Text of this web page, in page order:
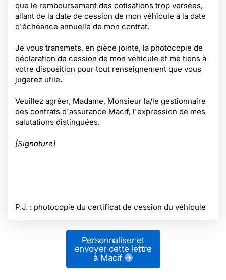
que le remboursement des cotisations trop versées,
allant de la date de cession de mon véhicule à la date
d'échéance annuelle de mon contrat.
Je vous transmets, en pièce jointe, la photocopie de
déclaration de cession de mon véhicule et me tiens à
votre disposition pour tout renseignement que vous
jugerez utile.
Veuillez agréer, Madame, Monsieur la/le gestionnaire
des contrats d'assurance Macif, l'expression de mes
salutations distinguées.
[Signature]
P.J. : photocopie du certificat de cession du véhicule
Personnaliser et
envoyer cette lettre
à Macif